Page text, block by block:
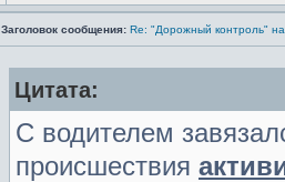
Заголовок сообщения: Re: "Дорожный контроль"
Цитата:
С водителем
происшествия